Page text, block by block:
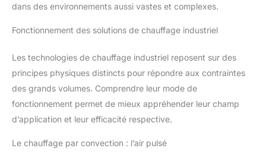
dans des environnements aussi vastes et complexes.
Fonctionnement des solutions de chauffage industriel
Les technologies de chauffage industriel reposent sur des
principes physiques distincts pour répondre aux contraintes
des grands volumes. Comprendre leur mode de
fonctionnement permet de mieux appréhender leur champ
d’application et leur efficacité respective.
Le chauffage par convection : l’air pulsé